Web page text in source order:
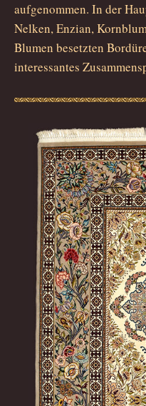
aufgenommen. In der
Nelken, Enzian,
Blumen besetzten
interessantes